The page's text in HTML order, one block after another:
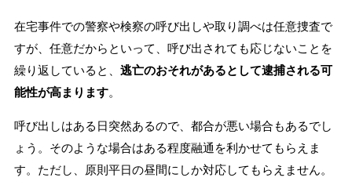
在宅事件での警察や検察の呼び出しや取り調べは任意捜査で
すが、任意だからといって、呼び出されても応じないことを
繰り返していると、 逃亡のおそれがあるとして逮捕される可
能性が高まります。
呼び出しはある日突然あるので、都合が悪い場合もあるでし
ょう。そのような場合はある程度融通を利かせてもらえま
す。ただし、原則平日の昼間にしか対応してもらえません。